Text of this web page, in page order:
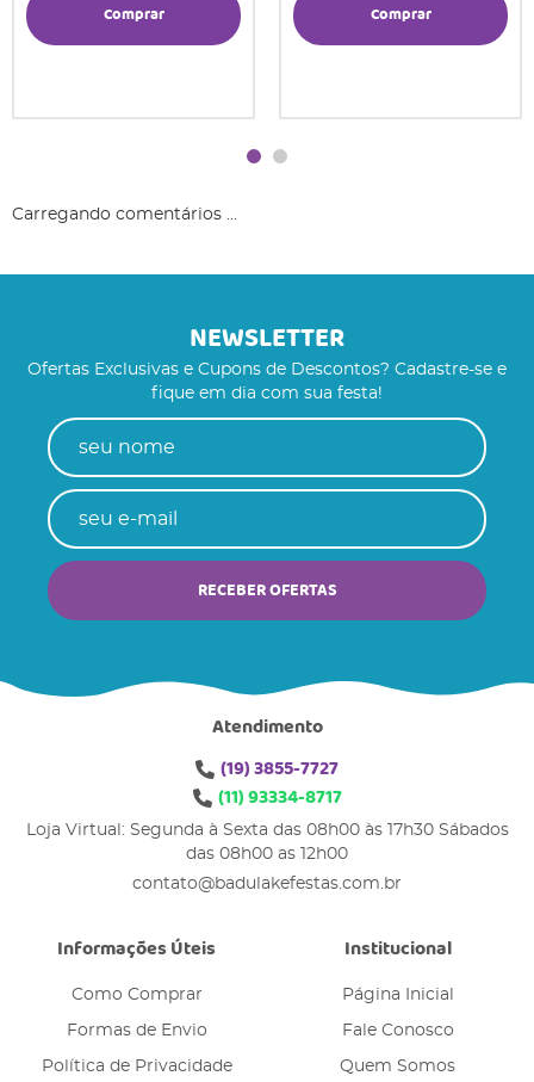
Comprar Comprar
Carregando comentários ...
NEWSLETTER
Ofertas Exclusivas e Cupons de Descontos? Cadastre-se e
fique em dia com sua festa!
RECEBER OFERTAS
Atendimento
(19)3855-7727
(11)93334-8717
Loja Virtual: Segunda à Sexta das 08h00 às 17h30 Sábados
das 08h00 as 12h00
contato@badulakefestas.com.br
Informações Úteis
Como Comprar
Formas de Envio
Política de Privacidade
Institucional
Página Inicial
Fale Conosco
Quem Somos